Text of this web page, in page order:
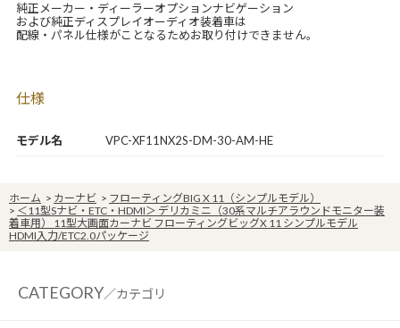
モデル名 VPC-XF11NX2S-DM-30-AM-HE
純正メーカー・ディーラーオプションナビゲーション
および純正ディスプレイオーディオ装着車は
配線・パネル仕様がことなるためお取り付けできません。
仕様
ホーム > カーナビ > フローティングBIG X 11（シンプルモデル）
> ＜11型Sナビ・ETC・HDMI＞ デリカミニ（30系マルチアラウンドモニター装
着車用） 11型大画面カーナビ フローティングビッグX 11 シンプルモデル
HDMI入力/ETC2.0パッケージ
CATEGORY／カテゴリ